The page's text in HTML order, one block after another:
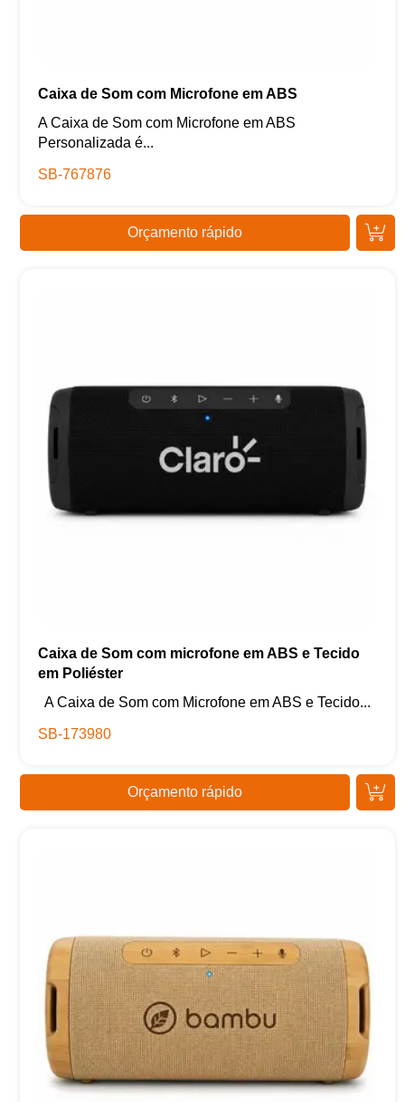
Caixa de Som com Microfone em ABS
A Caixa de Som com Microfone em ABS
Personalizada é...
SB-767876
Orçamento rápido
Caixa de Som com microfone em ABS e Tecido
em Poliéster
A Caixa de Som com Microfone em ABS e Tecido...
SB-173980
Orçamento rápido